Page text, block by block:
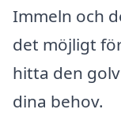
Immeln och
det möjligt
hitta den
dina behov.